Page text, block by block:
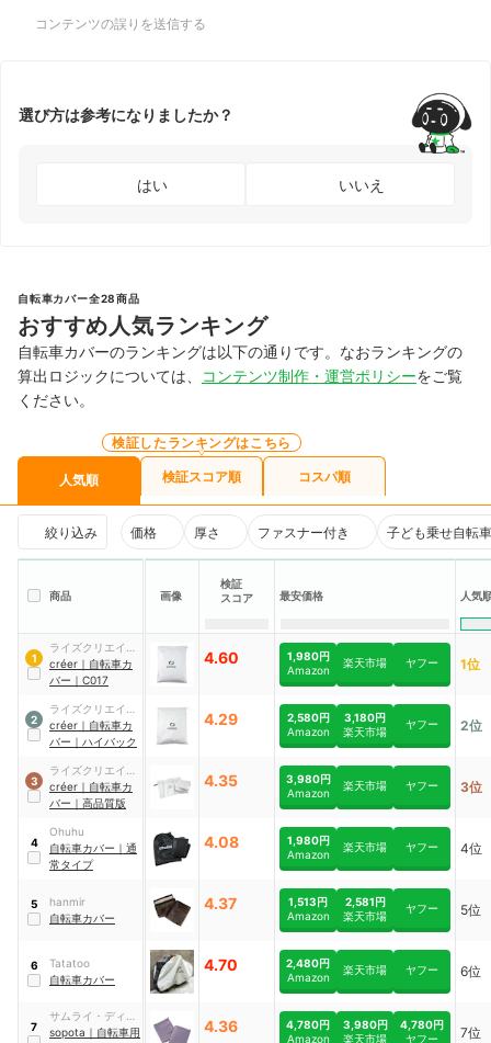
コンテンツの誤りを送信する
選び方は参考になりましたか？
はい いいえ
自転車カバー全28商品
おすすめ人気ランキング
自転車カバーのランキングは以下の通りです。なおランキングの
算出ロジックについては、
コンテンツ制作・運営ポリシーをご覧
ください。
人気順
検証したランキングはこちら
検証スコア順 コスパ順
絞り込み 価格 厚さ ファスナー付き 子ども乗せ自転
商品 画像
検証
スコア
最安価格 人気
1
ライズクリエイシ
ョン
créer ｜ 自転車カ
バー ｜ C017
4.60
1,980円
Amazon
楽天市場 ヤフー 1位
2
ライズクリエイシ
ョン
créer ｜ 自転車カ
バー ｜ ハイバック
4.29
2,580円
Amazon
3,180円
楽天市場
ヤフー 2位
3
ライズクリエイシ
ョン
créer ｜ 自転車カ
バー ｜ 高品質版
4.35
3,980円
Amazon
楽天市場 ヤフー 3位
4
Ohuhu
自転車カバー ｜ 通
常タイプ
4.08
1,980円
Amazon
楽天市場 ヤフー 4位
5
hanmir
自転車カバー
4.37
1,513円
Amazon
2,581円
楽天市場
ヤフー 5位
6
Tatatoo
自転車カバー
4.70
2,480円
Amazon
楽天市場 ヤフー 6位
7
サムライ・ディン
グ
sopota ｜ ​自転車用
4.36
4,780円
Amazon
3,980円
楽天市場
4,780円
ヤフー
7位